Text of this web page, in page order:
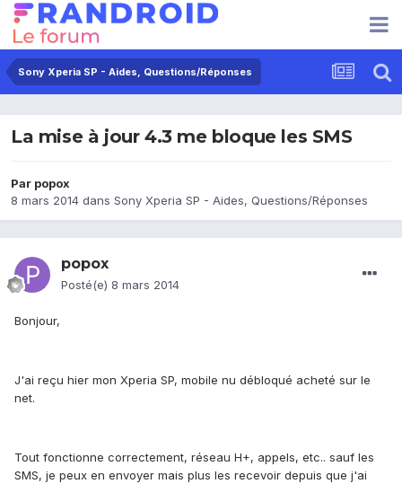
Sony Xperia SP - Aides, Questions/Réponses
La mise à jour 4.3 me bloque les SMS
Par popox
8 mars 2014 dans Sony Xperia SP - Aides, Questions/Réponses
popox
Posté(e) 8 mars 2014
Bonjour,
J'ai reçu hier mon Xperia SP, mobile nu débloqué acheté sur le
net.
Tout fonctionne correctement, réseau H+, appels, etc.. sauf les
SMS, je peux en envoyer mais plus les recevoir depuis que j'ai